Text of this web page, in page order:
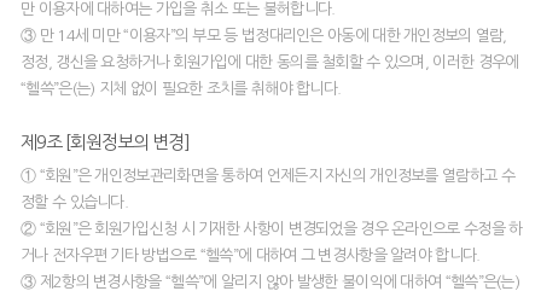
만 이용자에 대하여는 가입을 취소 또는 불허합니다.
③ 만 14세 미만 “이용자”의 부모 등 법정대리인은 아동에 대한 개인정보의 열람,
정정, 갱신을 요청하거나 회원가입에 대한 동의를 철회할 수 있으며, 이러한 경우에
“헬쓱”은(는) 지체 없이 필요한 조치를 취해야 합니다.
제9조 [회원정보의 변경]
① “회원”은 개인정보관리화면을 통하여 언제든지 자신의 개인정보를 열람하고 수
정할 수 있습니다.
② “회원”은 회원가입신청 시 기재한 사항이 변경되었을 경우 온라인으로 수정을 하
거나 전자우편 기타 방법으로 “헬쓱”에 대하여 그 변경사항을 알려야 합니다.
③ 제2항의 변경사항을 “헬쓱”에 알리지 않아 발생한 불이익에 대하여 “헬쓱”은(는)